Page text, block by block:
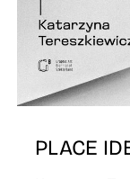
PLACE